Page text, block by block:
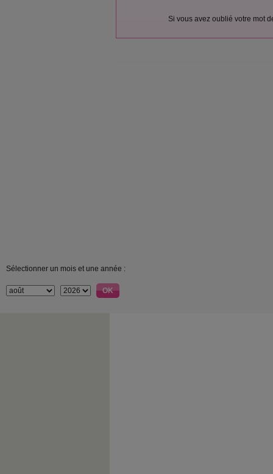
Si vous avez oublié votre mot
Sélectionner un mois et une année :